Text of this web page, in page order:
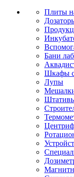
Плиты
Бани
Шкафы
Лупы